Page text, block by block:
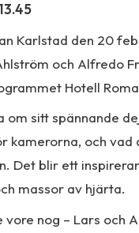
Karlstad den 20
och Alfredo
Hotell
om sitt spännande
kamerorna, och
Det blir ett
massor av hjärta.
vore nog – Lars och